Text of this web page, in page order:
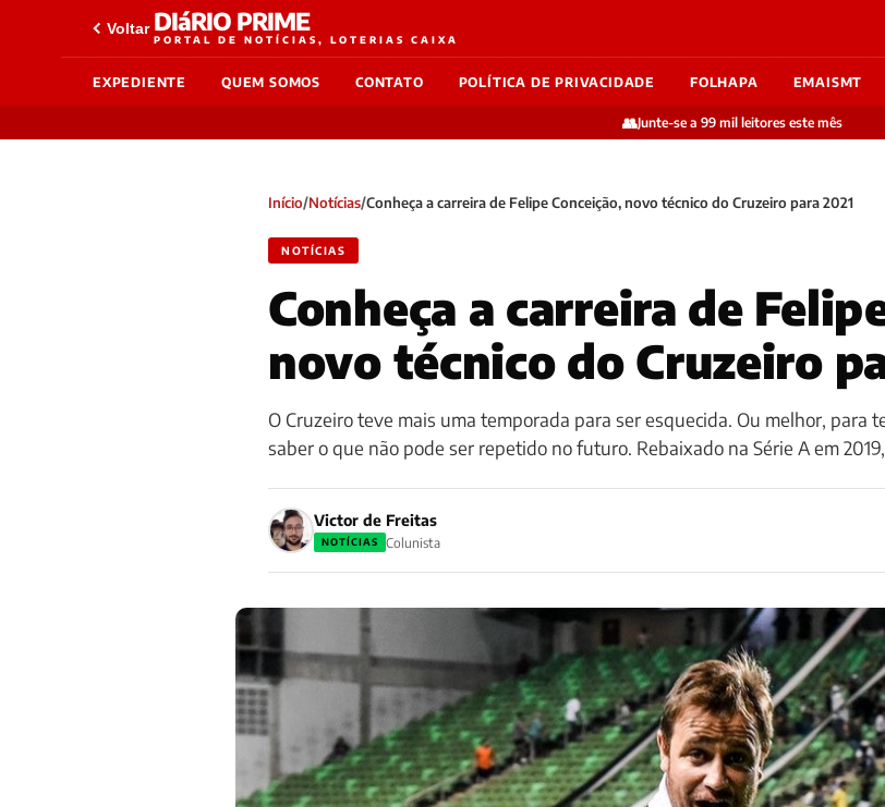
Voltar DIáRIO PRIME
PORTAL DE NOTÍCIAS, LOTERIAS CAIXA
EXPEDIENTE QUEM SOMOS CONTATO POLÍTICA DE PRIVACIDADE FOLHAPA EMAISMT
👥Junte-se a 99 mil leitores este mês
Início/Notícias/Conheça a carreira de Felipe Conceição, novo técnico do Cruzeiro para 2021
NOTÍCIAS
Conheça a carreira de
novo técnico do Cruzeiro
O Cruzeiro teve mais uma temporada para ser esquecida. Ou melhor, para
saber o que não pode ser repetido no futuro. Rebaixado na Série A em
Victor de Freitas
NOTÍCIAS Colunista